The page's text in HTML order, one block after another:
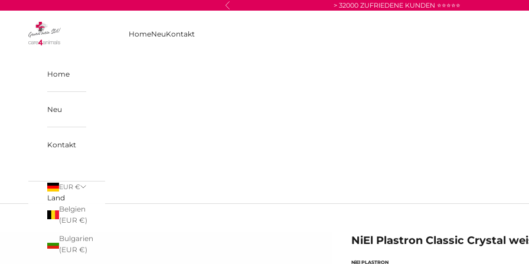
Zurück > 32000 ZUFRIEDENE KUNDEN ⭐⭐⭐⭐⭐
care4animals
HomeNeuKontakt
Home
Neu
Kontakt
EUR €
Land
Belgien
(EUR €)
Bulgarien
(EUR €)
NiEl Plastron Classic Crystal
NiEl PLASTRON